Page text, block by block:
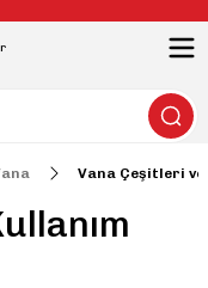
Vana Çeşitleri ve